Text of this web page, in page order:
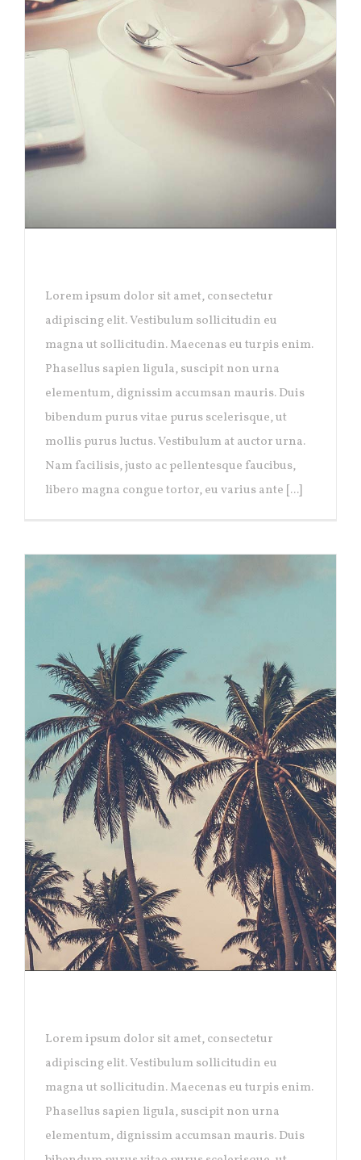
Lorem ipsum dolor sit amet, consectetur
adipiscing elit. Vestibulum sollicitudin eu
magna ut sollicitudin. Maecenas eu turpis enim.
Phasellus sapien ligula, suscipit non urna
elementum, dignissim accumsan mauris. Duis
bibendum purus vitae purus scelerisque, ut
mollis purus luctus. Vestibulum at auctor urna.
Nam facilisis, justo ac pellentesque faucibus,
libero magna congue tortor, eu varius ante [...]
Lorem ipsum dolor sit amet, consectetur
adipiscing elit. Vestibulum sollicitudin eu
magna ut sollicitudin. Maecenas eu turpis enim.
Phasellus sapien ligula, suscipit non urna
elementum, dignissim accumsan mauris. Duis